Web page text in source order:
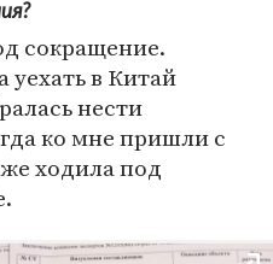
сокращение.
в Китай
нести
ко мне пришли с
ходила под